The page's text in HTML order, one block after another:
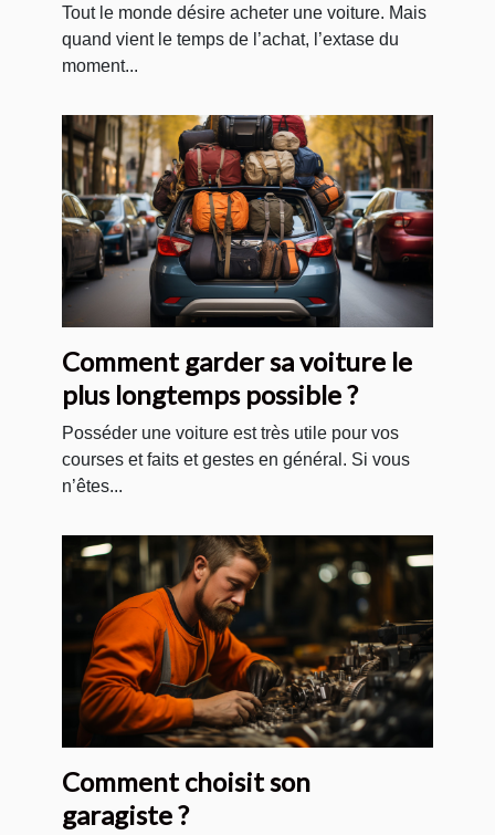
voiture ?
Tout le monde désire acheter une voiture. Mais
quand vient le temps de l’achat, l’extase du
moment...
Comment garder sa voiture le
plus longtemps possible ?
Posséder une voiture est très utile pour vos
courses et faits et gestes en général. Si vous
n’êtes...
Comment choisit son
garagiste ?